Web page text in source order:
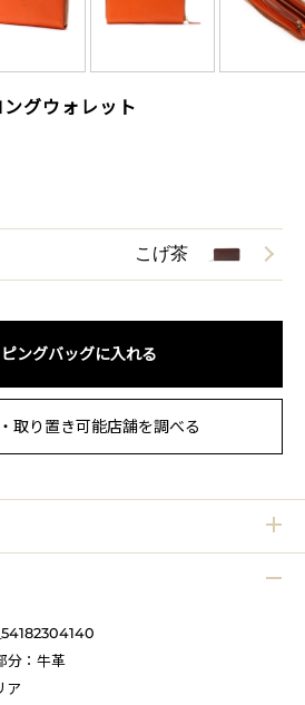
グウォレット
こげ茶
ングバッグに入れる
取り置き可能店舗を調べる
分：牛革
ア